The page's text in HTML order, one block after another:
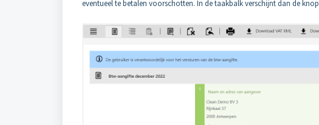
eventueel te betalen voorschotten. In de taakbalk verschijnt dan de knop